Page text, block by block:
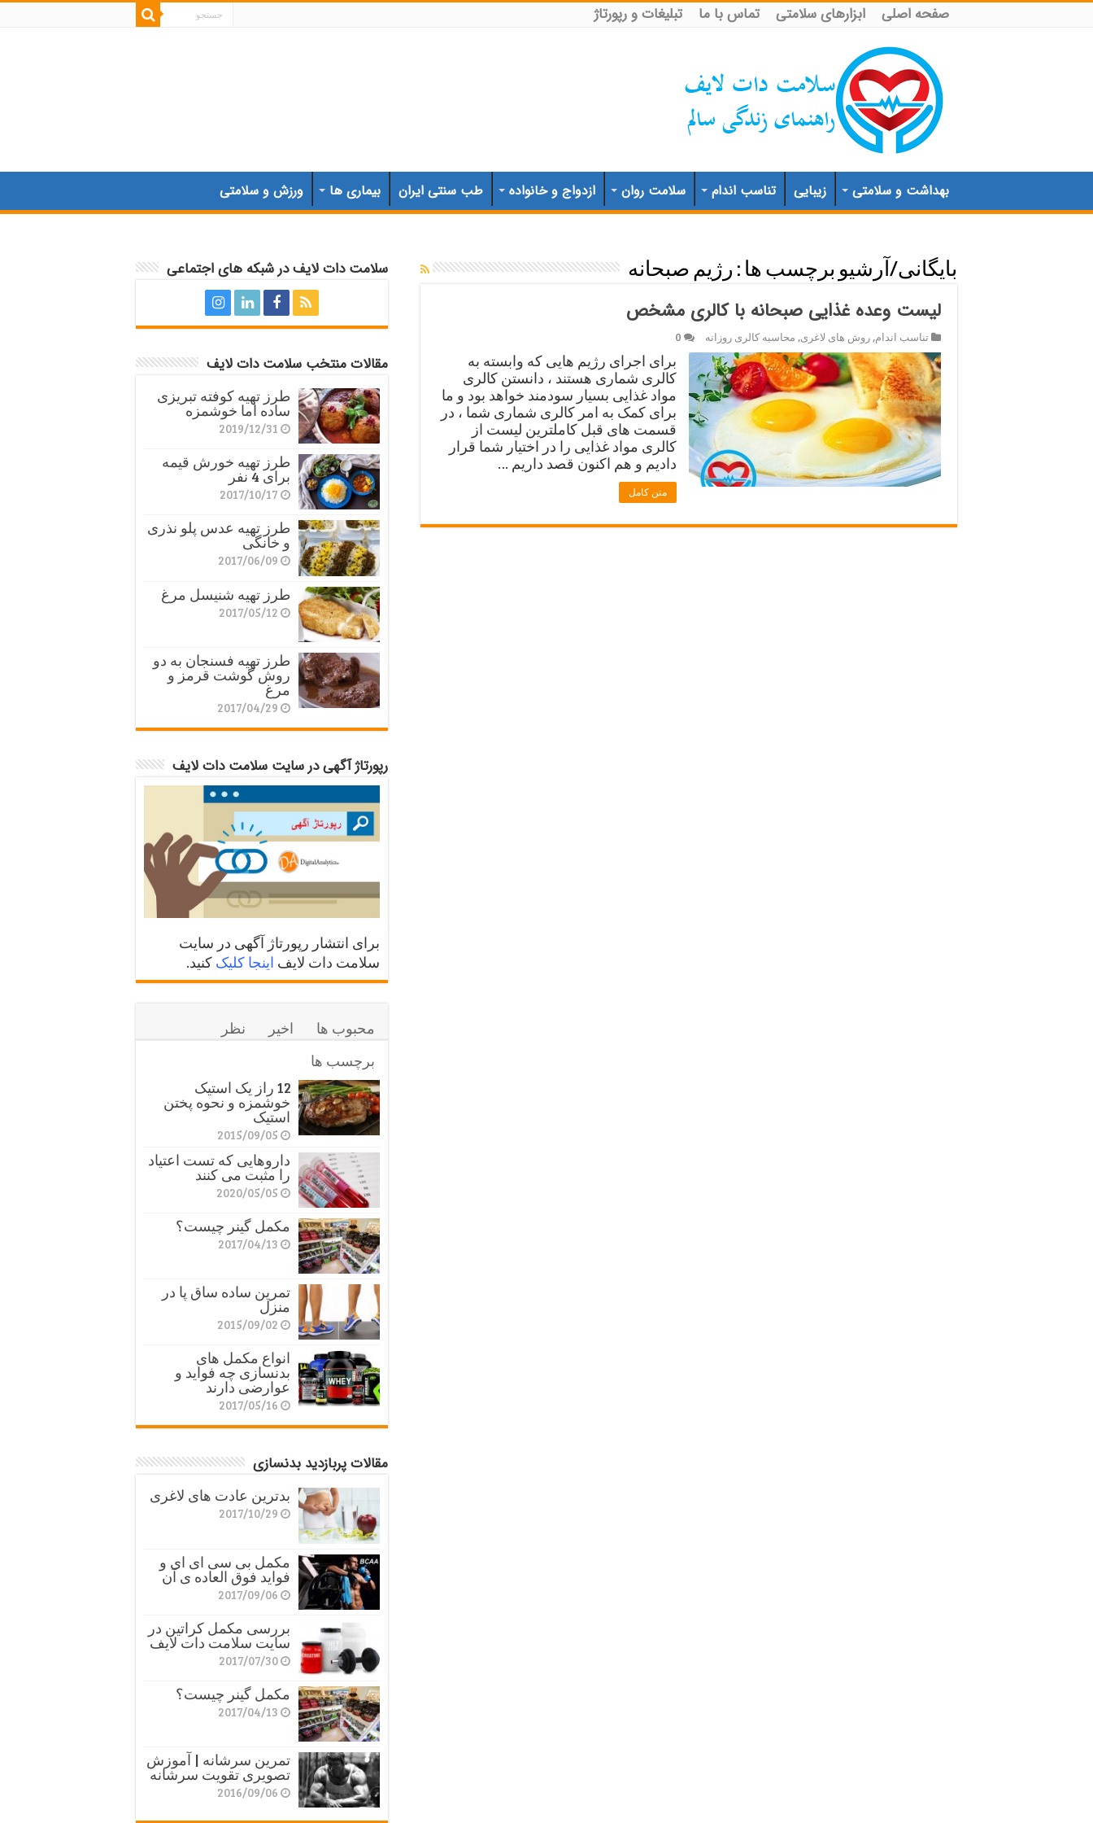
صفحه اصلی ابزارهای سلامتی تماس با ما تبلیغات و رپورتاژ
بهداشت و سلامتی زیبایی تناسب اندام سلامت روان ازدواج و خانواده طب سنتی ایران بیماری ها ورزش و سلامتی
بایگانی/آرشیو برچسب ها : رژیم صبحانه
لیست وعده غذایی صبحانه با کالری مشخص
تناسب اندام,روش های لاغری, محاسبه کالری روزانه 0
برای اجرای رژیم هایی که وابسته به
کالری شماری هستند ، دانستن کالری
مواد غذایی بسیار سودمند خواهد بود و ما
برای کمک به امر کالری شماری شما ، در
قسمت های قبل کاملترین لیست از
کالری مواد غذایی را در اختیار شما قرار
دادیم و هم اکنون قصد داریم …
متن کامل
سلامت دات لایف در شبکه های اجتماعی
مقالات منتخب سلامت دات لایف
طرز تهیه کوفته تبریزی
ساده اما خوشمزه
2019/12/31
طرز تهیه خورش قیمه
برای 4 نفر
2017/10/17
طرز تهیه عدس پلو نذری
و خانگی
2017/06/09
طرز تهیه شنیسل مرغ
2017/05/12
طرز تهیه فسنجان به دو
روش گوشت قرمز و
مرغ
2017/04/29
رپورتاژ آگهی در سایت سلامت دات لایف
برای انتشار رپورتاژ آگهی در سایت
سلامت دات لایف اینجا کلیک کنید.
محبوب ها اخیر
نظر
برچسب ها
12 راز یک استیک
خوشمزه و نحوه پختن
استیک
2015/09/05
داروهایی که تست اعتیاد
را مثبت می کنند
2020/05/05
مکمل گینر چیست؟
2017/04/13
تمرین ساده ساق پا در
منزل
2015/09/02
انواع مکمل های
بدنسازی چه فواید و
عوارضی دارند
2017/05/16
مقالات پربازدید بدنسازی
بدترین عادت های لاغری
2017/10/29
مکمل بی سی ای ای و
فواید فوق العاده ی آن
2017/09/06
بررسی مکمل کراتین در
سایت سلامت دات لایف
2017/07/30
مکمل گینر چیست؟
2017/04/13
تمرین سرشانه | آموزش
تصویری تقویت سرشانه
2016/09/06